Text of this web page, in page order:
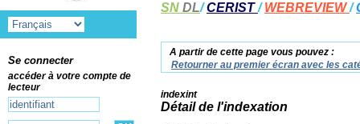
SN DL/CERIST/WEBREVIEW/
A partir de cette page vous pouvez :
Retourner au premier écran avec les
indexint
Détail de l'indexation
Se connecter
accéder à votre compte de
lecteur